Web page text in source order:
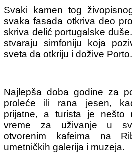
Svaki kamen tog
svaka fasada otkriva deo
skriva delić portugalske
stvaraju simfoniju koja
sveta da otkriju i dožive Porto.
Najlepša doba godine za
proleće ili rana jesen,
prijatne, a turista je nešto
vreme za uživanje u
otvorenim kafeima na
umetničkih galerija i muzeja.